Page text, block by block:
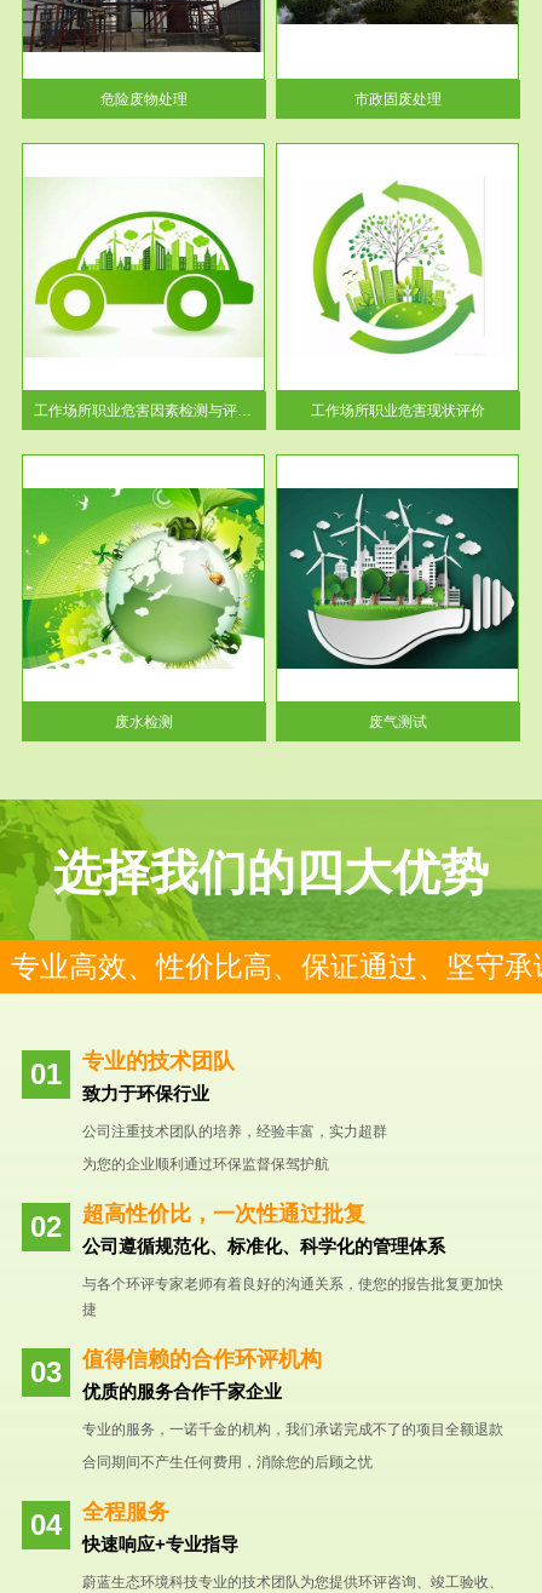
危险废物处理
蔚蓝生态环境科技所从事的市政
废物处理业务包括市政废物的处
理处...
市政固废处理
工作场所职业危害因素检测与评价...
服务范围
工作场所职业危害现状评价
【现状评价意义】：具体因素---
-通过质谱分析等多种手段明确
工作场...
工作场所职业危害现状评价
废水检测
服务范围
废气测试
检测范围工业废气检测包括有机
废气和无机废气。有机废气主要
包括...
废气测试
选择我们的四大优势
专业高效、性价比高、保证通过、坚守承
专业的技术团队
致力于环保行业
公司注重技术团队的培养，经验丰富，实力超群
为您的企业顺利通过环保监督保驾护航
超高性价比，一次性通过批复
公司遵循规范化、标准化、科学化的管理体系
与各个环评专家老师有着良好的沟通关系，使您的报告批复更加快
捷
值得信赖的合作环评机构
优质的服务合作千家企业
专业的服务，一诺千金的机构，我们承诺完成不了的项目全额退款
合同期间不产生任何费用，消除您的后顾之忧
全程服务
快速响应+专业指导
蔚蓝生态环境科技专业的技术团队为您提供环评咨询、竣工验收、